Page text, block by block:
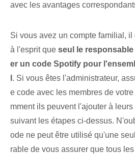
avec les avantages
Si vous avez‌ un⁤ compte familial⁤,
à l'esprit que seul le
er un ⁣code Spotify⁣ pour
. Si vous êtes l'administrateur,
e code avec les membres de
mment ils peuvent l'ajouter à
suivant les étapes ci-dessus.
ode ne peut être utilisé qu'une
rable de vous assurer que tous